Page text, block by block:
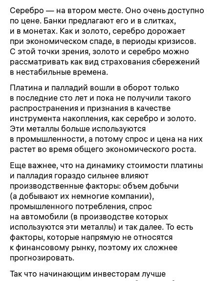
Серебро — на втором месте. Оно очень доступно
по цене. Банки предлагают его и в слитках,
и в монетах. Как и золото, серебро дорожает
при экономическом спаде, в периоды кризисов.
С этой точки зрения, золото и серебро можно
рассматривать как вид страхования сбережений
в нестабильные времена.
Платина и палладий вошли в оборот только
в последние сто лет и пока не получили такого
распространения и признания в качестве
инструмента накопления, как серебро и золото.
Эти металлы больше используются
в промышленности, а потому спрос и цена на них
растет во время общего экономического роста.
Еще важнее, что на динамику стоимости платины
и палладия гораздо сильнее влияют
производственные факторы: объем добычи
(а добывают их немногие компании),
промышленного потребления, спрос
на автомобили (в производстве которых
используются эти металлы) и так далее. То есть
факторы, которые напрямую не относятся
к финансовому рынку, поэтому их сложнее
прогнозировать.
Так что начинающим инвесторам лучше